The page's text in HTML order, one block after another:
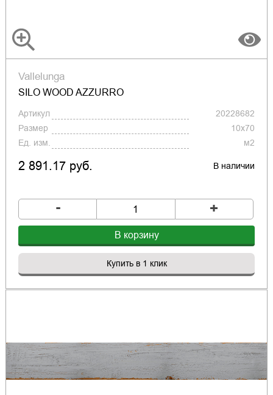
Vallelunga
SILO WOOD AZZURRO
Артикул
20228682
Размер
10x70
Ед. изм.
м2
2 891.17 руб. В наличии
- +
В корзину
Купить в 1 клик